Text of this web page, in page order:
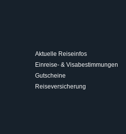
Aktuelle Reiseinfos
Einreise- & Visabestimmungen
Gutscheine
Reiseversicherung